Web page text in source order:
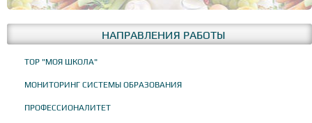
НАПРАВЛЕНИЯ РАБОТЫ
ТОР "МОЯ ШКОЛА"
МОНИТОРИНГ СИСТЕМЫ ОБРАЗОВАНИЯ
ПРОФЕССИОНАЛИТЕТ